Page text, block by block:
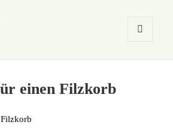
WIDGETS
einen Filzkorb